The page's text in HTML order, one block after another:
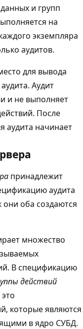
и групп
на
экземпляра
аудитов.
для вывода
Аудит
и не выполняет
После
аудита начинает
принадлежит
аудита
они оба создаются
множество
В спецификацию
действий
которые являются
в ядро СУБД.